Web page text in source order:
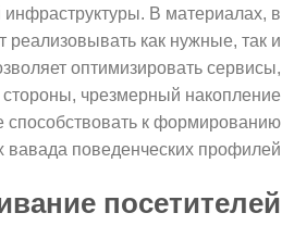
В материалах, в
реализовывать как нужные, так и
оптимизировать сервисы,
чрезмерный накопление
к формированию
вавада поведенческих профилей.
посетителей